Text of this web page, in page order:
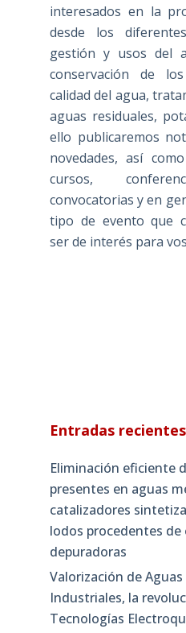
interesados en la
desde los
gestión y usos del
conservación de
calidad del agua,
aguas residuales,
ello publicaremos
novedades, así
cursos,
convocatorias y en
tipo de evento que
ser de interés para
Entradas recientes
Eliminación eficiente
presentes en aguas
catalizadores
lodos procedentes de
depuradoras
Valorización de
Industriales, la
Tecnologías